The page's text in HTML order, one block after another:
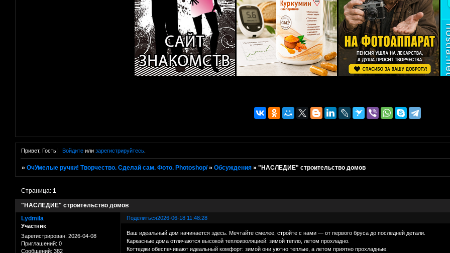
Привет, Гость! Войдитеили зарегистрируйтесь.
»ОчУмелые ручки! Творчество. Сделай сам. Фото. Photoshop/ »Обсуждения »"НАСЛЕДИЕ" строительство домов
"НАСЛЕДИЕ" строительство домов
Страница:1
Поделиться2026-06-18 11:48:28
Lydmila
Участник
Зарегистрирован: 2026-04-08
Приглашений: 0
Сообщений: 382
Ваш идеальный дом начинается здесь. Мечтайте смелее, стройте с нами — от первого бруса до последней детали.
Каркасные дома отличаются высокой теплоизоляцией: зимой тепло, летом прохладно.
Коттеджи обеспечивают идеальный комфорт: зимой они уютно теплые, а летом приятно прохладные.